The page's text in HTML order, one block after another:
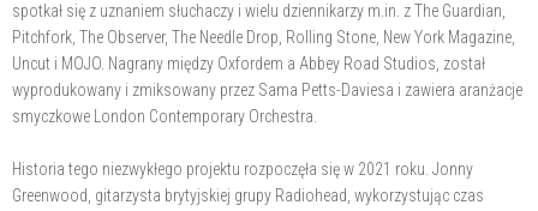
spotkał się z uznaniem słuchaczy i wielu dziennikarzy m.in. z The Guardian,
Pitchfork, The Observer, The Needle Drop, Rolling Stone, New York Magazine,
Uncut i MOJO. Nagrany między Oxfordem a Abbey Road Studios, został
wyprodukowany i zmiksowany przez Sama Petts-Daviesa i zawiera aranżacje
smyczkowe London Contemporary Orchestra.
Historia tego niezwykłego projektu rozpoczęła się w 2021 roku. Jonny
Greenwood, gitarzysta brytyjskiej grupy Radiohead, wykorzystując czas